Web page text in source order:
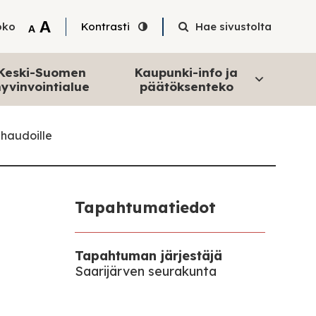
A Tekstin pienentäminen
A Tekstin suurentaminen
Kontrasti Hae sivustolta
Suomen
Kaupunki-info ja
päätöksenteko
Tapahtumatiedot
Tapahtuman järjestäjä
Saarijärven seurakunta